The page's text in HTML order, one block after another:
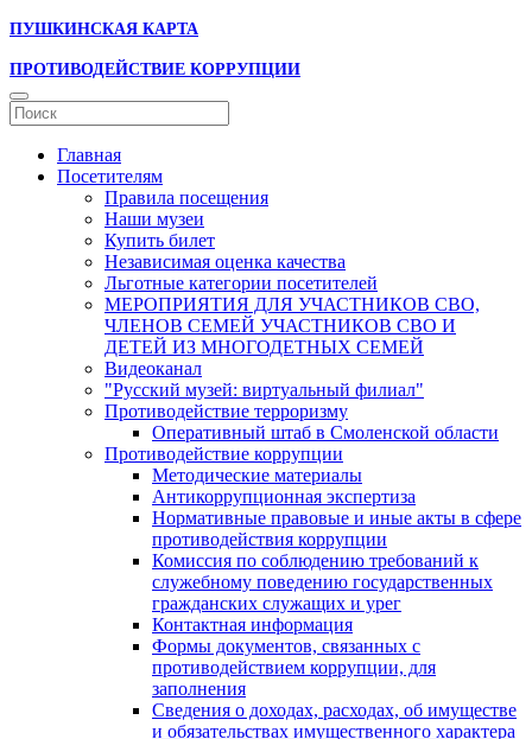
ПУШКИНСКАЯ КАРТА
ПРОТИВОДЕЙСТВИЕ КОРРУПЦИИ
Главная
Посетителям
Правила посещения
Наши музеи
Купить билет
Независимая оценка качества
Льготные категории посетителей
МЕРОПРИЯТИЯ ДЛЯ УЧАСТНИКОВ СВО,
ЧЛЕНОВ СЕМЕЙ УЧАСТНИКОВ СВО И
ДЕТЕЙ ИЗ МНОГОДЕТНЫХ СЕМЕЙ
Видеоканал
"Русский музей: виртуальный филиал"
Противодействие терроризму
Оперативный штаб в Смоленской области
Противодействие коррупции
Методические материалы
Антикоррупционная экспертиза
Нормативные правовые и иные акты в сфере
противодействия коррупции
Комиссия по соблюдению требований к
служебному поведению государственных
гражданских служащих и урег
Контактная информация
Формы документов, связанных с
противодействием коррупции, для
заполнения
Сведения о доходах, расходах, об имуществе
и обязательствах имущественного характера